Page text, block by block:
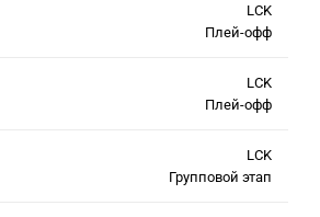
LCK
Плей-офф
LCK
Плей-офф
LCK
Групповой этап